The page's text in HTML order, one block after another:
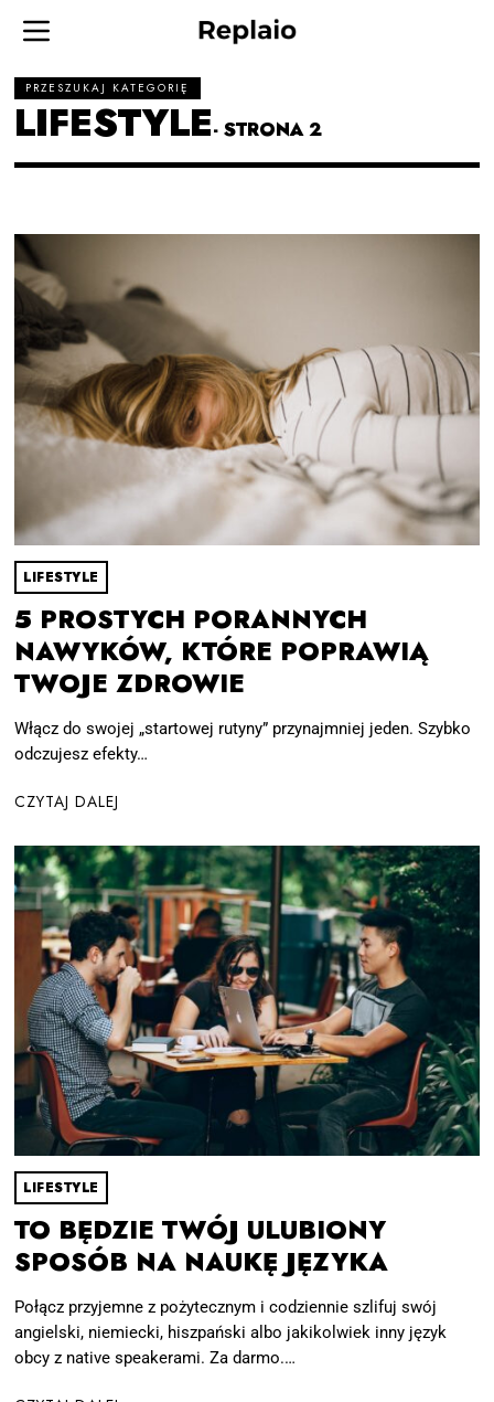
PRZESZUKAJ KATEGORIĘ
LIFESTYLE- STRONA 2
LIFESTYLE
5 PROSTYCH PORANNYCH
NAWYKÓW, KTÓRE POPRAWIĄ
TWOJE ZDROWIE
Włącz do swojej „startowej rutyny” przynajmniej jeden. Szybko
odczujesz efekty…
CZYTAJ DALEJ
LIFESTYLE
TO BĘDZIE TWÓJ ULUBIONY
SPOSÓB NA NAUKĘ JĘZYKA
Połącz przyjemne z pożytecznym i codziennie szlifuj swój
angielski, niemiecki, hiszpański albo jakikolwiek inny język
obcy z native speakerami. Za darmo.…